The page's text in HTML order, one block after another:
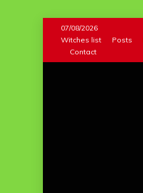
content
07/08/2026
Witches list
Posts
Contact